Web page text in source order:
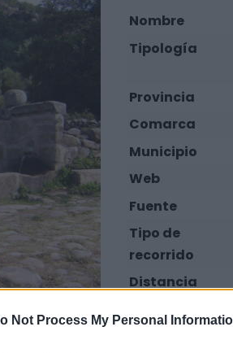
Not Process My Personal
Nombre
Tipología
Provincia
Comarca
Municipio
Web
Fuente
Tipo de
recorrido
Distancia